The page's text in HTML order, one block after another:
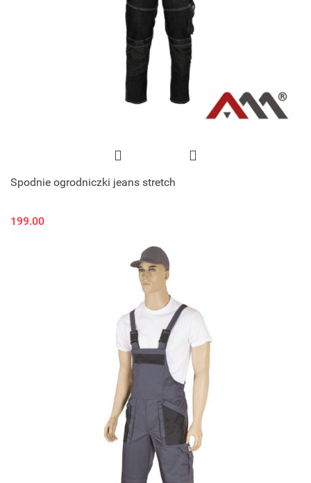
Spodnie ogrodniczki jeans stretch
199.00